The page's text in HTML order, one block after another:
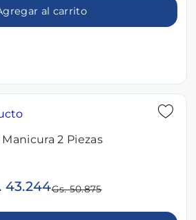
al carrito
2 Piezas
43.244Gs. 50.875